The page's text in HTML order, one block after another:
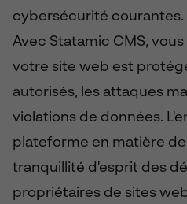
cybersécurité courantes.
Avec Statamic CMS,
votre site web est
autorisés, les attaques
violations de données.
plateforme en matière
tranquillité d'esprit des
propriétaires de sites